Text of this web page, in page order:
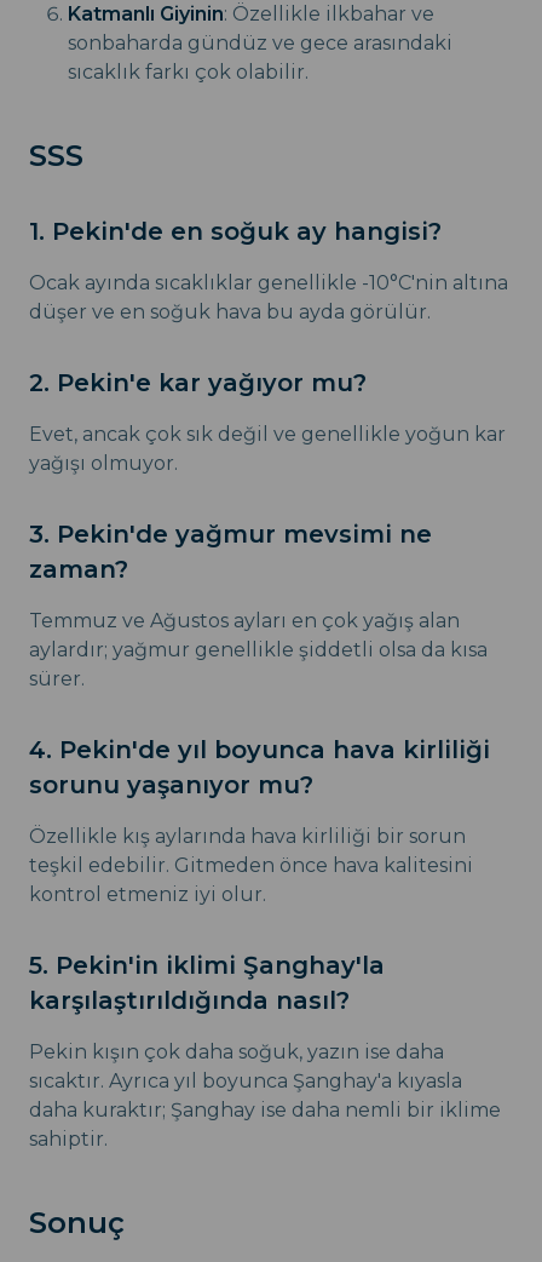
Katmanlı Giyinin: Özellikle ilkbahar ve
sonbaharda gündüz ve gece arasındaki
sıcaklık farkı çok olabilir.
SSS
1. Pekin'de en soğuk ay hangisi?
Ocak ayında sıcaklıklar genellikle -10°C'nin altına
düşer ve en soğuk hava bu ayda görülür.
2. Pekin'e kar yağıyor mu?
Evet, ancak çok sık değil ve genellikle yoğun kar
yağışı olmuyor.
3. Pekin'de yağmur mevsimi ne
zaman?
Temmuz ve Ağustos ayları en çok yağış alan
aylardır; yağmur genellikle şiddetli olsa da kısa
sürer.
4. Pekin'de yıl boyunca hava kirliliği
sorunu yaşanıyor mu?
Özellikle kış aylarında hava kirliliği bir sorun
teşkil edebilir. Gitmeden önce hava kalitesini
kontrol etmeniz iyi olur.
5. Pekin'in iklimi Şanghay'la
karşılaştırıldığında nasıl?
Pekin kışın çok daha soğuk, yazın ise daha
sıcaktır. Ayrıca yıl boyunca Şanghay'a kıyasla
daha kuraktır; Şanghay ise daha nemli bir iklime
sahiptir.
Sonuç